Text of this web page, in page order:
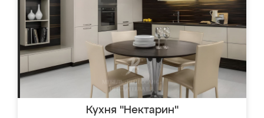
Кухня "Нектарин"